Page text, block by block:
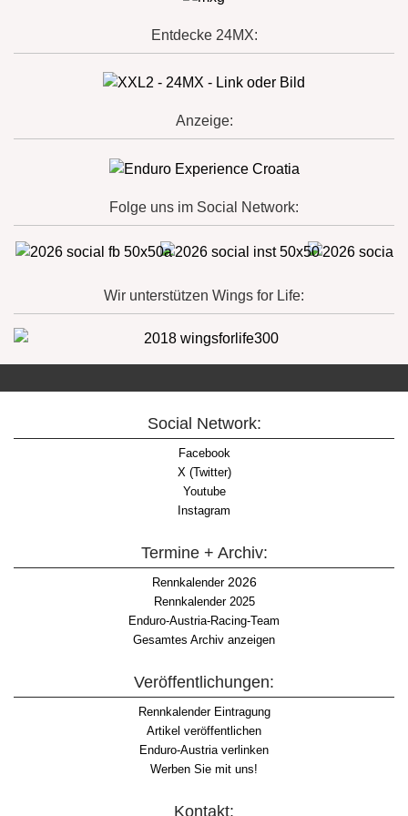
Entdecke 24MX:
Anzeige:
Folge uns im Social Network:
Wir unterstützen Wings for Life:
Social Network:
Facebook
X (Twitter)
Youtube
Instagram
Termine + Archiv:
Rennkalender2026
Rennkalender 2025
Enduro-Austria-Racing-Team
Gesamtes Archiv anzeigen
Veröffentlichungen:
Rennkalender Eintragung
Artikel veröffentlichen
Enduro-Austria verlinken
Werben Sie mit uns!
Kontakt: